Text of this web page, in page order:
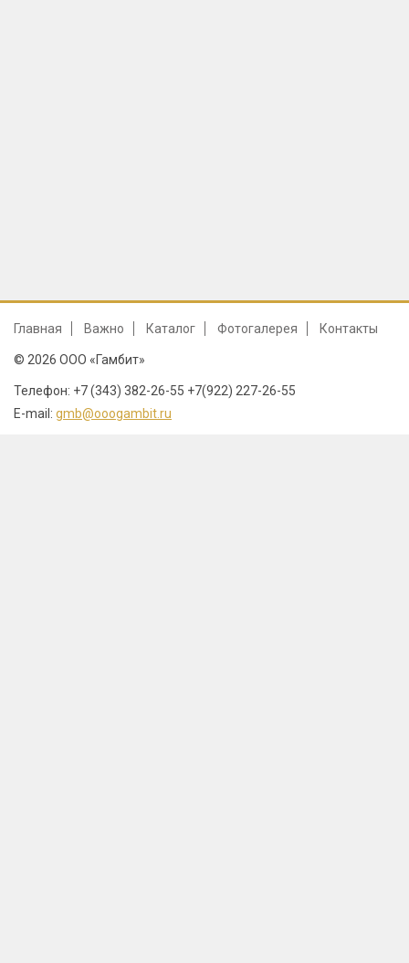
Главная Важно Каталог Фотогалерея Контакты
© 2026 ООО «Гамбит»
Телефон: +7 (343) 382-26-55 +7(922) 227-26-55
E-mail: gmb@ooogambit.ru